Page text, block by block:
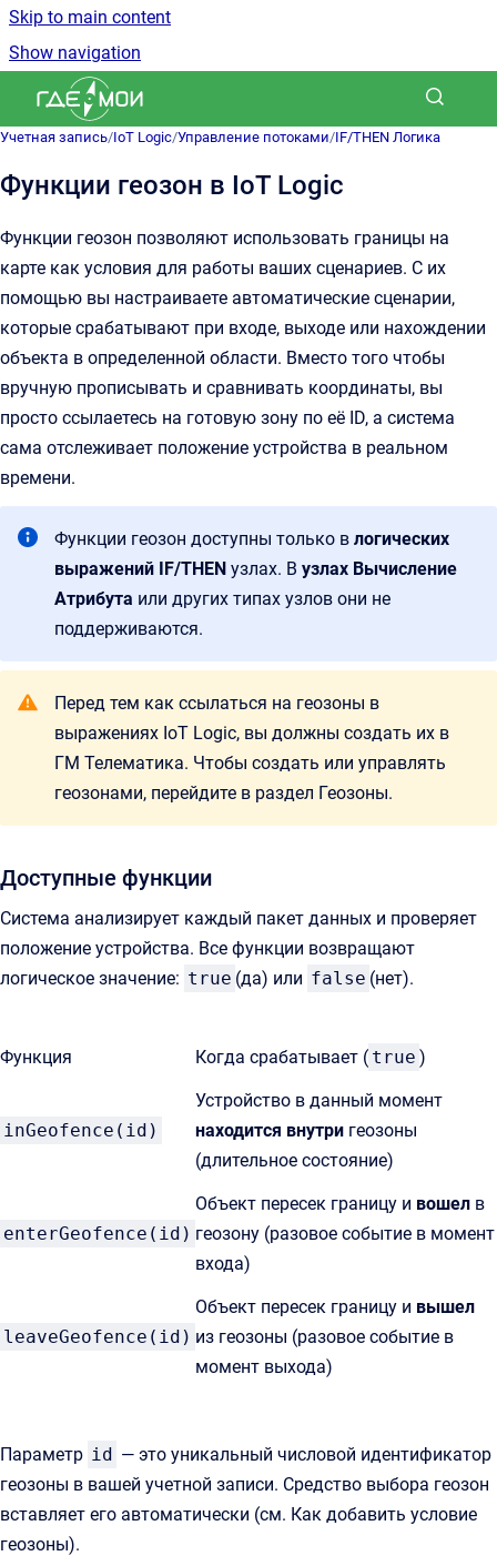
Skip to main content
Show navigation
Go to homepage
Учетная запись/IoT Logic/Управление потоками/IF/THEN Логика
Функции геозон в IoT Logic
Функции геозон позволяют использовать границы на
карте как условия для работы ваших сценариев. С их
помощью вы настраиваете автоматические сценарии,
которые срабатывают при входе, выходе или нахождении
объекта в определенной области. Вместо того чтобы
вручную прописывать и сравнивать координаты, вы
просто ссылаетесь на готовую зону по её ID, а система
сама отслеживает положение устройства в реальном
времени.
Функции геозон доступны только в логических
выражений IF/THEN узлах. В узлах Вычисление
Атрибута или других типах узлов они не
поддерживаются.
Перед тем как ссылаться на геозоны в
выражениях IoT Logic, вы должны создать их в
ГМ Телематика. Чтобы создать или управлять
геозонами, перейдите в раздел Геозоны.
Доступные функции
Система анализирует каждый пакет данных и проверяет
положение устройства. Все функции возвращают
логическое значение: true (да) или false (нет).
Функция Когда срабатывает ( true )
inGeofence(id)
Устройство в данный момент
находится внутри геозоны
(длительное состояние)
enterGeofence(id)
Объект пересек границу и вошел в
геозону (разовое событие в момент
входа)
leaveGeofence(id)
Объект пересек границу и вышел
из геозоны (разовое событие в
момент выхода)
Параметр id — это уникальный числовой идентификатор
геозоны в вашей учетной записи. Средство выбора геозон
вставляет его автоматически (см. Как добавить условие
геозоны).